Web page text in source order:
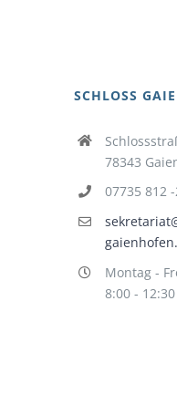
SCHLOSS
78343
07735 812
Montag -
8:00 - 12:30